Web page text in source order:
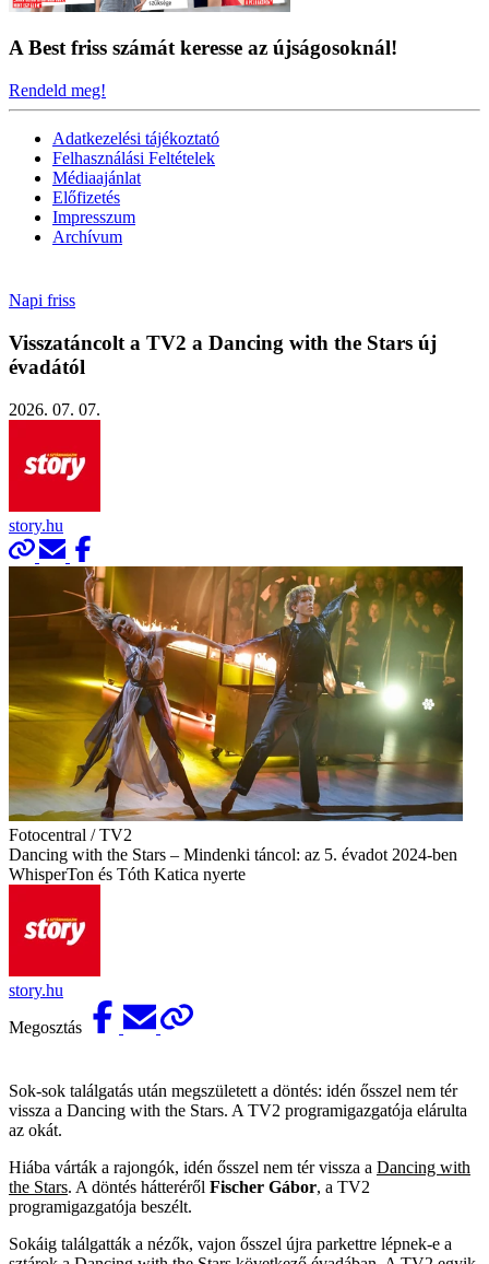
A Best friss számát keresse az újságosoknál!
Rendeld meg!
Adatkezelési tájékoztató
Felhasználási Feltételek
Médiaajánlat
Előfizetés
Impresszum
Archívum
Napi friss
Visszatáncolt a TV2 a Dancing with the Stars új
évadától
2026. 07. 07.
story.hu
Fotocentral / TV2
Dancing with the Stars – Mindenki táncol: az 5. évadot 2024-ben
WhisperTon és Tóth Katica nyerte
story.hu
Megosztás
Sok-sok találgatás után megszületett a döntés: idén ősszel nem tér
vissza a Dancing with the Stars. A TV2 programigazgatója elárulta
az okát.
Hiába várták a rajongók, idén ősszel nem tér vissza a Dancing with
the Stars. A döntés hátteréről Fischer Gábor, a TV2
programigazgatója beszélt.
Sokáig találgatták a nézők, vajon ősszel újra parkettre lépnek-e a